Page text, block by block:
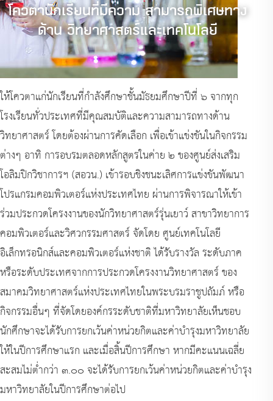
โควตานักเรียนที่มีความ สามารถพิเศษทาง
ด้าน วิทยาศาสตร์และเทคโนโลยี
ให้โควตาแก่นักเรียนที่กำลังศึกษาชั้นมัธยมศึกษาปีที่ ๖ จากทุก
โรงเรียนทั่วประเทศที่มีคุณสมบัติและความสามารถทางด้าน
วิทยาศาสตร์ โดยต้องผ่านการคัดเลือก เพื่อเข้าแข่งขันในกิจกรรม
ต่างๆ อาทิ การอบรมตลอดหลักสูตรในค่าย ๒ ของศูนย์ส่งเสริม
โอลิมปิกวิชาการฯ (สอวน.) เข้ารอบชิงชนะเลิศการแข่งขันพัฒนา
โปรแกรมคอมพิวเตอร์แห่งประเทศไทย ผ่านการพิจารณาให้เข้า
ร่วมประกวดโครงงานของนักวิทยาศาสตร์รุ่นเยาว์ สาขาวิทยาการ
คอมพิวเตอร์และวิศวกรรมศาสตร์ จัดโดย ศูนย์เทคโนโลยี
อิเล็กทรอนิกส์และคอมพิวเตอร์แห่งชาติ ได้รับรางวัล ระดับภาค
หรือระดับประเทศจากการประกวดโครงงานวิทยาศาสตร์ ของ
สมาคมวิทยาศาสตร์แห่งประเทศไทยในพระบรมราชูปถัมภ์ หรือ
กิจกรรมอื่นๆ ที่จัดโดยองค์กรระดับชาติที่มหาวิทยาลัยเห็นชอบ
นักศึกษาจะได้รับการยกเว้นค่าหน่วยกิตและค่าบำรุงมหาวิทยาลัย
ให้ในปีการศึกษาแรก และเมื่อสิ้นปีการศึกษา หากมีคะแนนเฉลี่ย
สะสมไม่ต่ำกว่า ๓.๐๐ จะได้รับการยกเว้นค่าหน่วยกิตและค่าบำรุง
มหาวิทยาลัยในปีการศึกษาต่อไป